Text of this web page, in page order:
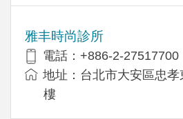
雅丰時尚診所
電話：+886-2-27517700
地址：台北市大安區忠
樓